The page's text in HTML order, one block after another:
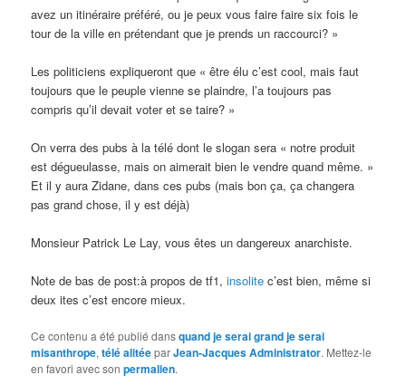
avez un itinéraire préféré, ou je peux vous faire faire six fois le
tour de la ville en prétendant que je prends un raccourci? »
Les politiciens expliqueront que « être élu c’est cool, mais faut
toujours que le peuple vienne se plaindre, l’a toujours pas
compris qu’il devait voter et se taire? »
On verra des pubs à la télé dont le slogan sera « notre produit
est dégueulasse, mais on aimerait bien le vendre quand même. »
Et il y aura Zidane, dans ces pubs (mais bon ça, ça changera
pas grand chose, il y est déjà)
Monsieur Patrick Le Lay, vous êtes un dangereux anarchiste.
Note de bas de post:à propos de tf1,insolite c’est bien, même si
deux ites c’est encore mieux.
Ce contenu a été publié dansquand je serai grand je serai
misanthrope,télé alitéeparJean-Jacques Administrator. Mettez-le
en favori avec sonpermalien.